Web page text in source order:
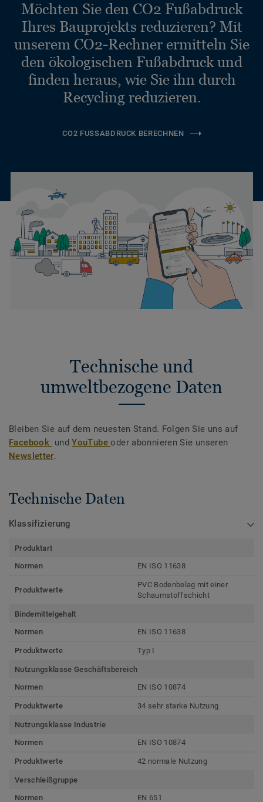
Möchten Sie den CO2 Fußabdruck
Ihres Bauprojekts reduzieren? Mit
unserem CO2-Rechner ermitteln Sie
den ökologischen Fußabdruck und
finden heraus, wie Sie ihn durch
Recycling reduzieren.
CO2 FUSSABDRUCK BERECHNEN
Technische und
umweltbezogene Daten
Bleiben Sie auf dem neuesten Stand. Folgen Sie uns auf
Facebook undYouTubeoder abonnieren Sie unseren
Newsletter.
Technische Daten
Klassifizierung
Produktart
Normen
EN ISO 11638
Produktwerte
PVC Bodenbelag mit einer
Schaumstoffschicht
Bindemittelgehalt
Normen
EN ISO 11638
Produktwerte Typ I
Nutzungsklasse Geschäftsbereich
Normen
EN ISO 10874
Produktwerte 34 sehr starke Nutzung
Nutzungsklasse Industrie
Normen
EN ISO 10874
Produktwerte 42 normale Nutzung
Verschleißgruppe
Normen
EN 651